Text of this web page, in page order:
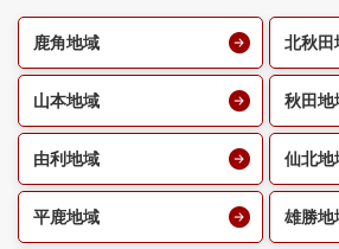
鹿角地域 北秋田
山本地域 秋田地
由利地域 仙北地
平鹿地域 雄勝地